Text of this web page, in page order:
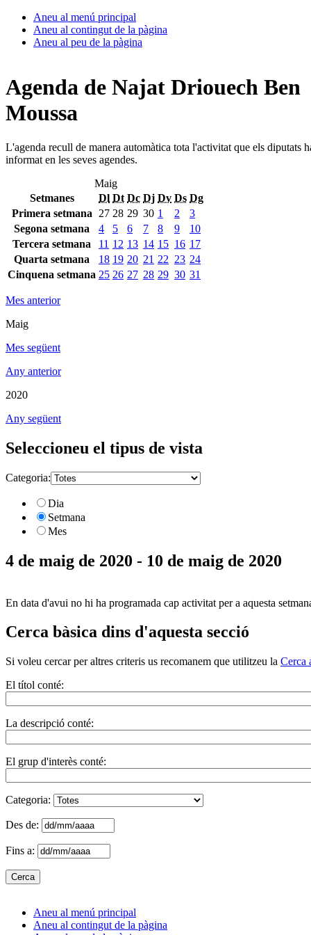
Aneu al menú principal
Aneu al contingut de la pàgina
Aneu al peu de la pàgina
Agenda de Najat Driouech Ben
Moussa
L'agenda recull de manera automàtica tota l'activitat que els diputats
informat en les seves agendes.
Maig
Setmanes
Dl Dt Dc Dj Dv Ds Dg
Primera setmana
27 28 29 30 1 2
3
Segona setmana
4 5 6 7 8 9
10
Tercera setmana
11 12 13 14 15 16 17
Quarta setmana
18 19 20 21 22 23 24
Cinquena setmana 25 26 27 28 29 30 31
Mes anterior
Maig
Mes següent
Any anterior
2020
Any següent
Seleccioneu el tipus de vista
Categoria:
Dia
Setmana
Mes
4 de maig de 2020 - 10 de maig de 2020
En data d'avui no hi ha programada cap activitat per a aquesta
Cerca bàsica dins d'aquesta secció
Si voleu cercar per altres criteris us recomanem que utilitzeu la Cerca
El títol conté:
La descripció conté:
El grup d'interès conté:
Categoria:
Des de:
Fins a:
Aneu al menú principal
Aneu al contingut de la pàgina